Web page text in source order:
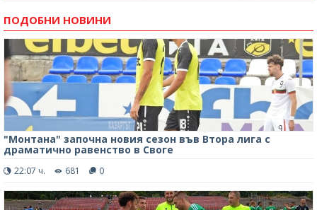
ПОДОБНИ НОВИНИ
"Монтана" започна новия сезон във Втора лига с
драматично равенство в Своге
22:07 ч. 681 0